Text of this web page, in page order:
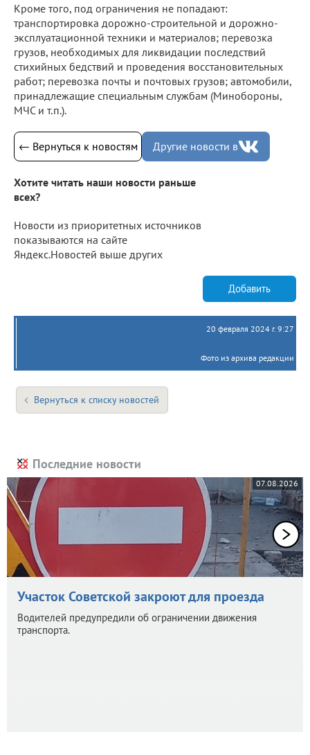
Кроме того, под ограничения не попадают:
транспортировка дорожно-строительной и дорожно-
эксплуатационной техники и материалов; перевозка
грузов, необходимых для ликвидации последствий
стихийных бедствий и проведения восстановительных
работ; перевозка почты и почтовых грузов; автомобили,
принадлежащие специальным службам (Минобороны,
МЧС и т.п.).
← Вернуться к новостям Другие новости в
Хотите читать наши новости раньше
всех?
Новости из приоритетных источников
показываются на сайте
Яндекс.Новостей выше других
Добавить
20 февраля 2024 г. 9:27
Фото из архива редакции
Вернуться к списку новостей
Последние новости
07.08.2026
Участок Советской закроют для проезда
Водителей предупредили об ограничении движения
транспорта.